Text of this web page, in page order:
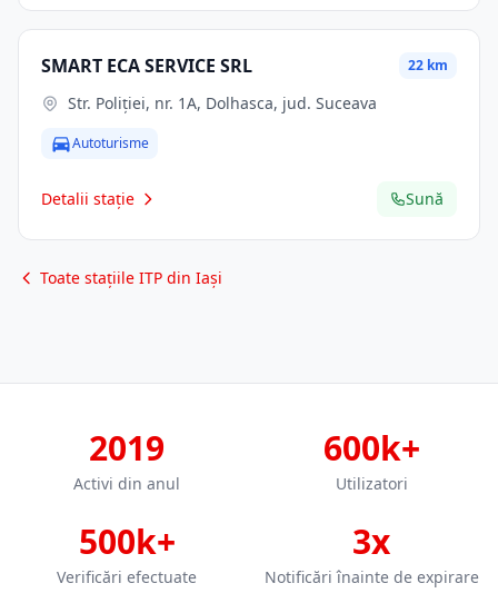
SMART ECA SERVICE SRL 22 km
Str. Poliţiei, nr. 1A, Dolhasca, jud. Suceava
Autoturisme
Detalii stație Sună
Toate stațiile ITP din Iași
2019
Activi din anul
600k+
Utilizatori
500k+
Verificări efectuate
3x
Notificări înainte de expirare